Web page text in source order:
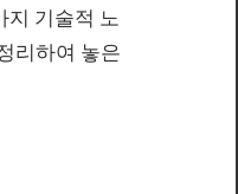
기술적 노
리하여 놓은